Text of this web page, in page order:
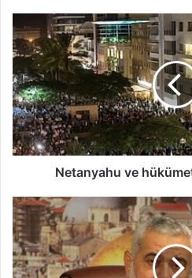
Netanyahu ve